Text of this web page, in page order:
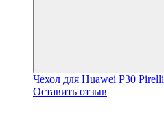
Чехол для Huawei P30 Pirelli
Оставить отзыв